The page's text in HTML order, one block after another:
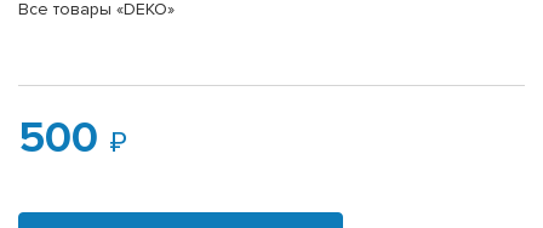
Все товары «DEKO»
500